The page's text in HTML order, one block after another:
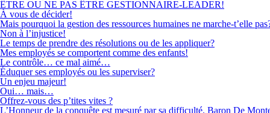
ÊTRE OU NE PAS ÊTRE GESTIONNAIRE-LEADER!
À vous de décider!
Mais pourquoi la gestion des ressources humaines ne marche-t’elle
Non à l’injustice!
Le temps de prendre des résolutions ou de les appliquer?
Mes employés se comportent comme des enfants!
Le contrôle… ce mal aimé…
Éduquer ses employés ou les superviser?
Un enjeu majeur!
Oui… mais…
Offrez-vous des p’tites vites ?
L’Honneur de la conquête est mesuré par sa difficulté. Baron De